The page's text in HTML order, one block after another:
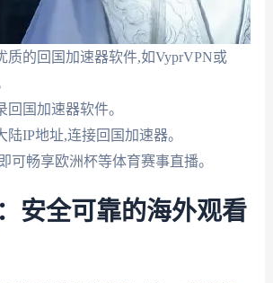
质的回国加速器软件,如VyprVPN或
回国加速器软件。
陆IP地址,连接回国加速器。
可畅享欧洲杯等体育赛事直播。
安全可靠的海外观看